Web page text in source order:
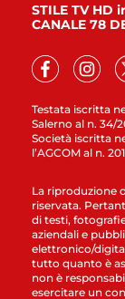
Testata iscritta
Salerno al n. 34/
Società iscritta
l’AGCOM al n.
STILE TV HD
CANALE 78
La riproduzione
riservata.
di testi,
aziendali e
elettronico/
tutto quanto è
non è
esercitare un